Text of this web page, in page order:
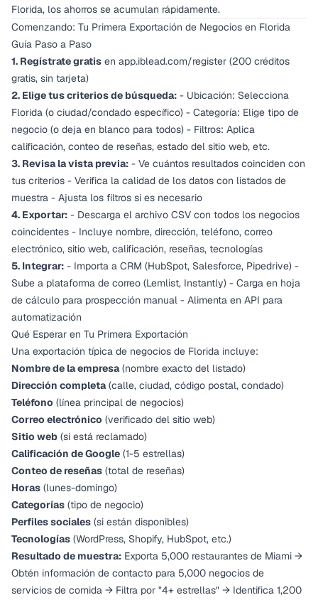
Florida, los ahorros se acumulan rápidamente.
Comenzando: Tu Primera Exportación de Negocios en Florida
Guía Paso a Paso
1. Regístrate gratis en app.iblead.com/register (200 créditos
gratis, sin tarjeta)
2. Elige tus criterios de búsqueda: - Ubicación: Selecciona
Florida (o ciudad/condado específico) - Categoría: Elige tipo de
negocio (o deja en blanco para todos) - Filtros: Aplica
calificación, conteo de reseñas, estado del sitio web, etc.
3. Revisa la vista previa: - Ve cuántos resultados coinciden con
tus criterios - Verifica la calidad de los datos con listados de
muestra - Ajusta los filtros si es necesario
4. Exportar: - Descarga el archivo CSV con todos los negocios
coincidentes - Incluye nombre, dirección, teléfono, correo
electrónico, sitio web, calificación, reseñas, tecnologías
5. Integrar: - Importa a CRM (HubSpot, Salesforce, Pipedrive) -
Sube a plataforma de correo (Lemlist, Instantly) - Carga en hoja
de cálculo para prospección manual - Alimenta en API para
automatización
Qué Esperar en Tu Primera Exportación
Una exportación típica de negocios de Florida incluye:
Nombre de la empresa(nombre exacto del listado)
Dirección completa(calle, ciudad, código postal, condado)
Teléfono (línea principal de negocios)
Correo electrónico (verificado del sitio web)
Sitio web (si está reclamado)
Calificación de Google (1-5 estrellas)
Conteo de reseñas (total de reseñas)
Horas (lunes-domingo)
Categorías (tipo de negocio)
Perfiles sociales (si están disponibles)
Tecnologías (WordPress, Shopify, HubSpot, etc.)
Resultado de muestra: Exporta 5,000 restaurantes de Miami →
Obtén información de contacto para 5,000 negocios de
servicios de comida → Filtra por "4+ estrellas" → Identifica 1,200